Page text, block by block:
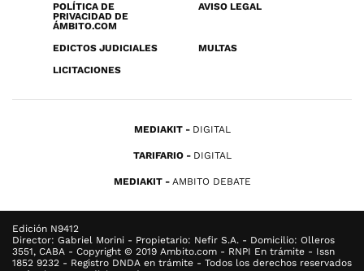
POLÍTICA DE
PRIVACIDAD DE
ÁMBITO.COM
AVISO LEGAL
EDICTOS JUDICIALES
MULTAS
LICITACIONES
MEDIAKIT DIGITAL
TARIFARIO DIGITAL
MEDIAKIT AMBITO DEBATE
Edición N9412
Director: Gabriel Morini - Propietario: Nefir S.A. - Domicilio: Olleros
3551, CABA - Copyright © 2019 Ambito.com - RNPI En trámite - Issn
1852 9232 - Registro DNDA en trámite - Todos los derechos reservados